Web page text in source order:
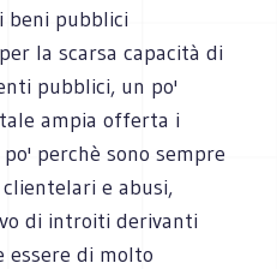
beni pubblici
la scarsa capacità di
pubblici, un po'
ampia offerta i
perchè sono sempre
e abusi,
di introiti derivanti
essere di molto